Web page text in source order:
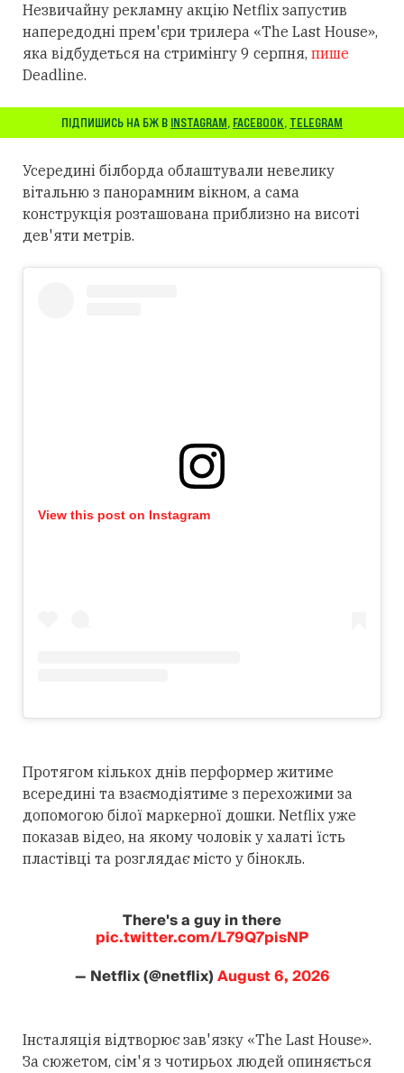
Незвичайну рекламну акцію Netflix запустив
напередодні прем'єри трилера «The Last House»,
яка відбудеться на стримінгу 9 серпня, пише
Deadline.
ПІДПИШИСЬ НА БЖ В INSTAGRAM, FACEBOOK, TELEGRAM
Усередині білборда облаштували невелику
вітальню з панорамним вікном, а сама
конструкція розташована приблизно на висоті
дев'яти метрів.
View this post on Instagram
Протягом кількох днів перформер житиме
всередині та взаємодіятиме з перехожими за
допомогою білої маркерної дошки. Netflix уже
показав відео, на якому чоловік у халаті їсть
пластівці та розглядає місто у бінокль.
There's a guy in there
pic.twitter.com/L79Q7pisNP
— Netflix (@netflix)August 6, 2026
Інсталяція відтворює зав'язку «The Last House».
За сюжетом, сім'я з чотирьох людей опиняється